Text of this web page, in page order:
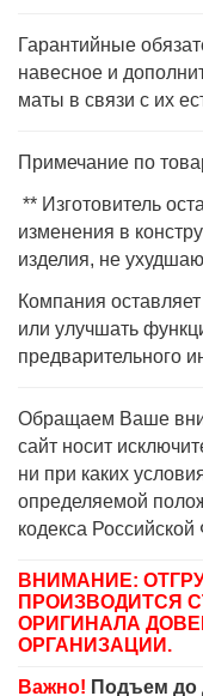
Гарантийные
навесное и
маты в связи с их
Примечание по
** Изготовитель
изменения в
изделия, не
Компания
или улучшать
предварительного
Обращаем Ваше
сайт носит
ни при каких
определяемой
кодекса
ВНИМАНИЕ:
ПРОИЗВОДИТСЯ
ОРИГИНАЛА
ОРГАНИЗАЦИИ.
Важно! Подъем до